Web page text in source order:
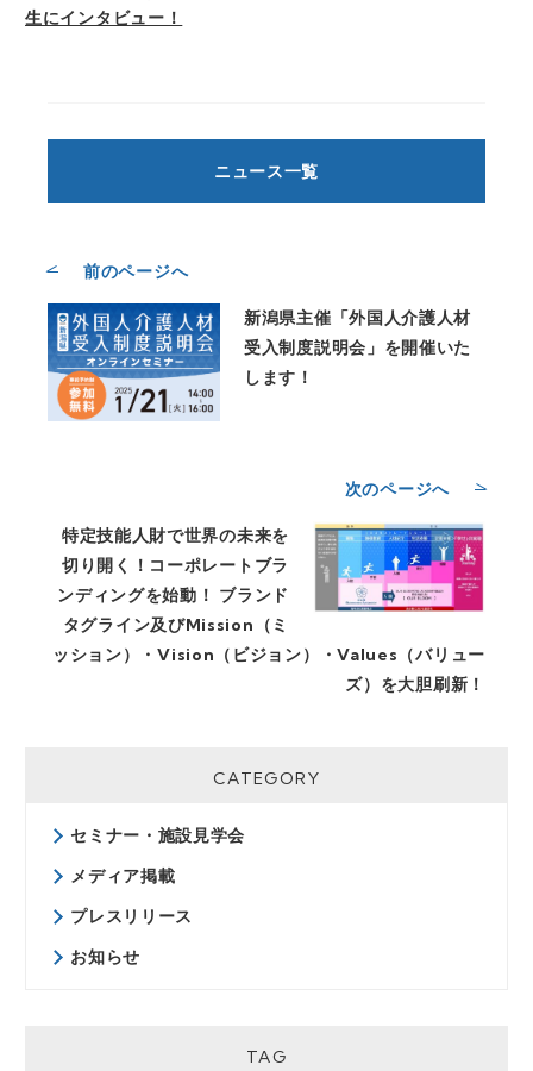
生にインタビュー！
ニュース一覧
前のページへ
新潟県主催「外国人介護人材
受入制度説明会」を開催いた
します！
次のページへ
特定技能人財で世界の未来を
切り開く！コーポレートブラ
ンディングを始動！ ブランド
タグライン及びMission（ミ
ッション）・Vision（ビジョン）・Values（バリュー
ズ）を大胆刷新！
CATEGORY
セミナー・施設見学会
メディア掲載
プレスリリース
お知らせ
TAG